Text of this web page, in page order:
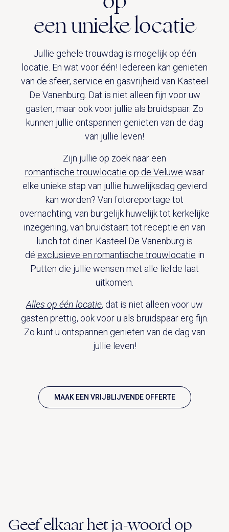
een unieke locatie
Jullie gehele trouwdag is mogelijk op één
locatie. En wat voor één! Iedereen kan genieten
van de sfeer, service en gasvrijheid van Kasteel
De Vanenburg. Dat is niet alleen fijn voor uw
gasten, maar ook voor jullie als bruidspaar. Zo
kunnen jullie ontspannen genieten van de dag
van jullie leven!
Zijn jullie op zoek naar een
romantische trouwlocatie op de Veluwe waar
elke unieke stap van jullie huwelijksdag gevierd
kan worden? Van fotoreportage tot
overnachting, van burgelijk huwelijk tot kerkelijke
inzegening, van bruidstaart tot receptie en van
lunch tot diner. Kasteel De Vanenburg is
dé exclusieve en romantische trouwlocatie in
Putten die jullie wensen met alle liefde laat
uitkomen.
Alles op één locatie, dat is niet alleen voor uw
gasten prettig, ook voor u als bruidspaar erg fijn.
Zo kunt u ontspannen genieten van de dag van
jullie leven!
MAAK EEN VRIJBLIJVENDE OFFERTE
Geef elkaar het ja-woord op